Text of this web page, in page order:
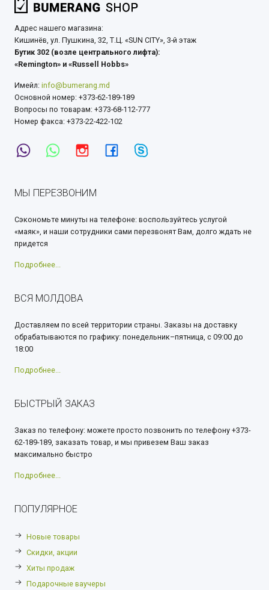
Адрес нашего магазина:
Кишинёв, ул. Пушкина, 32, Т.Ц. «SUN CITY», 3-й этаж
Бутик 302 (возле центрального лифта):
«Remington» и «Russell Hobbs»
Имейл: info@bumerang.md
Основной номер: +373-62-189-189
Вопросы по товарам: +373-68-112-777
Номер факса: +373-22-422-102
МЫ ПЕРЕЗВОНИМ
Сэкономьте минуты на телефоне: воспользуйтесь услугой
«маяк», и наши сотрудники сами перезвонят Вам, долго ждать не
придется
Подробнее...
ВСЯ МОЛДОВА
Доставляем по всей территории страны. Заказы на доставку
обрабатываются по графику: понедельник–пятница, с 09:00 до
18:00
Подробнее...
БЫСТРЫЙ ЗАКАЗ
Заказ по телефону: можете просто позвонить по телефону +373-
62-189-189, заказать товар, и мы привезем Ваш заказ
максимально быстро
Подробнее...
ПОПУЛЯРНОЕ
Новые товары
Скидки, акции
Хиты продаж
Подарочные ваучеры